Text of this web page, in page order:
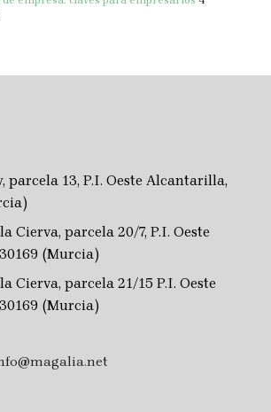
parcela 13, P.I. Oeste Alcantarilla,
Cierva, parcela 20/7, P.I. Oeste
(Murcia)
Cierva, parcela 21/15 P.I. Oeste
(Murcia)